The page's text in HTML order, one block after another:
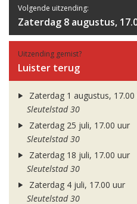
Volgende uitzending:
Zaterdag 8 augustus,
Uitzending gemist?
Luister terug
Zaterdag 1 augustus, 17.00
Sleutelstad 30
Zaterdag 25 juli, 17.00 uur
Sleutelstad 30
Zaterdag 18 juli, 17.00 uur
Sleutelstad 30
Zaterdag 4 juli, 17.00 uur
Sleutelstad 30